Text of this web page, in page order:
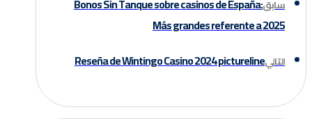
سابق
Más grandes referente a 2025
التاليReseña de Wintingo Casino 2024 pictureline